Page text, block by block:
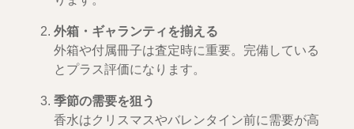
外箱・ギャランティを揃える
外箱や付属冊子は査定時に重要。完備している
とプラス評価になります。
季節の需要を狙う
香水はクリスマスやバレンタイン前に需要が高